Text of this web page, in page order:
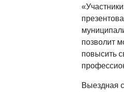
позволит
повысить
Выездная